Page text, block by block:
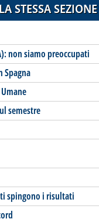
STESSA SEZIONE
non siamo preoccupati
Spagna
semestre
spingono i risultati